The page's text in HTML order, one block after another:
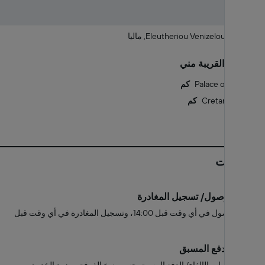
ما المعالم القريبة مني
Palace of Malia
Cretan Farm
السياسات
تسجيل الوصول/ تسجيل المغادرة
تسجيل الوصول في أي وقت قبل 14:00، وتسجيل المغادرة في أي وقت قبل
الإلغاء / الدفع المسبق